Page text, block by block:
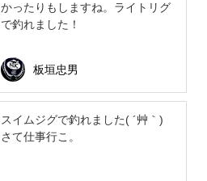
かったりもしますね。ライトリグ
で釣れました！
板垣忠男
スイムジグで釣れました( ´艸｀)
さて仕事行こ。